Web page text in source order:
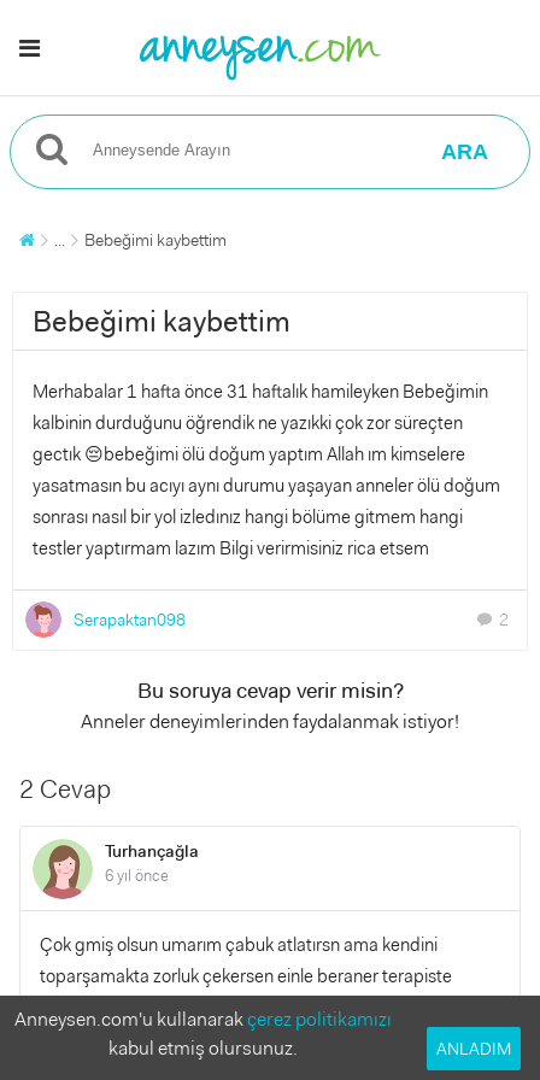
ARA
... Bebeğimi kaybettim
Bebeğimi kaybettim
Merhabalar 1 hafta önce 31 haftalık hamileyken Bebeğimin
kalbinin durduğunu öğrendik ne yazıkki çok zor süreçten
gectık 😔bebeğimi ölü doğum yaptım Allah ım kimselere
yasatmasın bu acıyı aynı durumu yaşayan anneler ölü doğum
sonrası nasıl bir yol izledınız hangi bölüme gitmem hangi
testler yaptırmam lazım Bilgi verirmisiniz rica etsem
Serapaktan098 chat 2
Bu soruya cevap verir misin?
Anneler deneyimlerinden faydalanmak istiyor!
2 Cevap
Turhançağla
6 yıl önce
Çok gmiş olsun umarım çabuk atlatırsn ama kendini
toparşamakta zorluk çekersen einle beraner terapiste
YANITLA
Anneysen.com'u kullanarakçerez politikamızı
kabul etmiş olursunuz.
ANLADIM